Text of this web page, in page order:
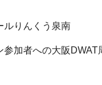
ルりんくう泉南
参加者への大阪